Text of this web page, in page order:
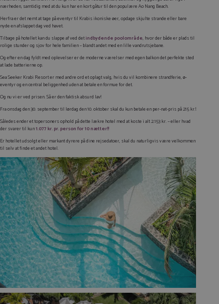
nærheden, samtidig med at du kun har en kort gåtur til den populære Ao Nang Beach.
Herfra er det nemt at tage på eventyr til Krabis ikoniske øer, opdage skjulte strande eller bare
nyde en afslappet dag ved havet.
Tilbage på hotellet kan du slappe af ved detindbydende poolområde, hvor der både er plads til
rolige stunder og sjov for hele familien – blandt andet med en lille vandrutsjebane.
Og efter en dag fyldt med oplevelser er de moderne værelser med egen balkon det perfekte sted
at lade batterierne op.
Sea Seeker Krabi Resort er med andre ord et oplagt valg, hvis du vil kombinere strandferie, ø-
eventyr og en central beliggenhed uden at betale en formue for det.
Og nu vi er ved prisen. Så er den faktisk absurd lav!
Fra onsdag den 30. september til lørdag den 10. oktober skal du kun betale en per-nat-pris på 215 kr.!
Således ender et topersoners ophold på dette lækre hotel med at koste i alt 2.153 kr. – eller hvad
der svarer til kun1.077 kr. pr. person for 10 nætter!!
Er hotellet udsolgt eller markant dyrere på dine rejsedatoer, skal du naturligvis være velkommen
til selv at finde et andet hotel.